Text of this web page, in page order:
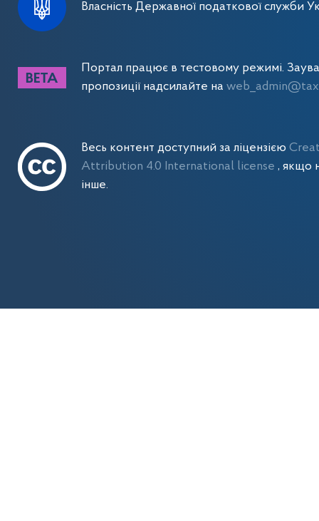
Власність Державної податкової служби
Портал працює в тестовому режимі.
пропозиції надсилайте на
Весь контент доступний за ліцензією
Attribution 4.0 International license, якщо
інше.